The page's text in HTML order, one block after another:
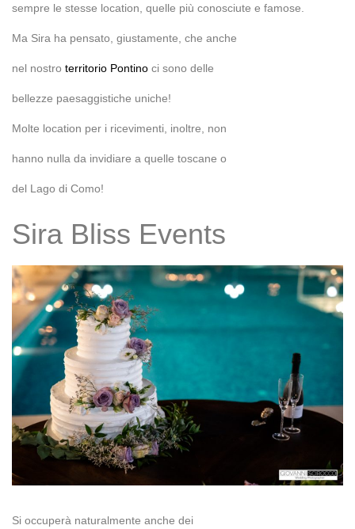
sempre le stesse location, quelle più conosciute e famose.
Ma Sira ha pensato, giustamente, che anche
nel nostro territorio Pontino ci sono delle
bellezze paesaggistiche uniche!
Molte location per i ricevimenti, inoltre, non
hanno nulla da invidiare a quelle toscane o
del Lago di Como!
Sira Bliss Events
Si occuperà naturalmente anche dei